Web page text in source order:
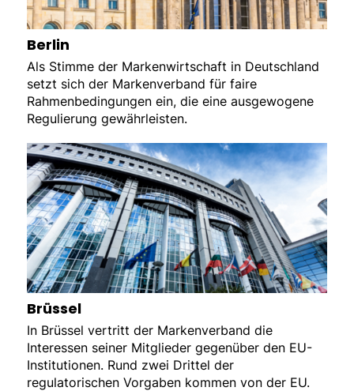
Berlin
Als Stimme der Markenwirtschaft in Deutschland
setzt sich der Markenverband für faire
Rahmenbedingungen ein, die eine ausgewogene
Regulierung gewährleisten.
Brüssel
In Brüssel vertritt der Markenverband die
Interessen seiner Mitglieder gegenüber den EU-
Institutionen. Rund zwei Drittel der
regulatorischen Vorgaben kommen von der EU.